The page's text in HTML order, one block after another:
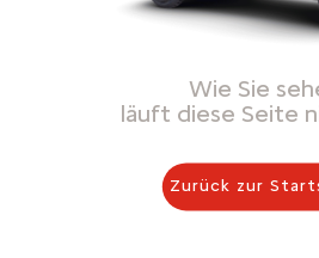
Wie Sie
läuft diese Seite
Zurück zur